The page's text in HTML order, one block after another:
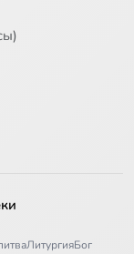
ЛитургияБог